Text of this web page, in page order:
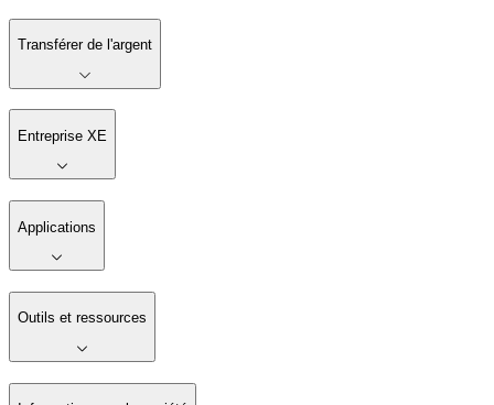
Transférer de l'argent
Entreprise XE
Applications
Outils et ressources